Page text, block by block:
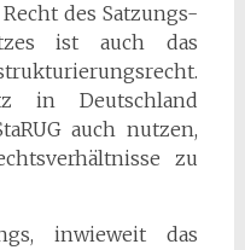
Recht des Satzungs-
ist auch das
in Deutschland
auch nutzen,
zu
inwieweit das